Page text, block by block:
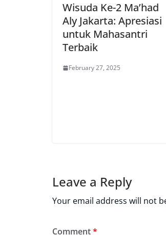
Wisuda Ke-2 Ma’had
Aly Jakarta: Apresiasi
untuk Mahasantri
Terbaik
February 27, 2025
Leave a Reply
Your email address will not
Comment*